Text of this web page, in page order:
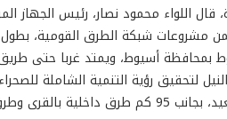
بمحافظة أسيوط، ويمتد غربا حتى طريق
لتحقيق رؤية التنمية الشاملة